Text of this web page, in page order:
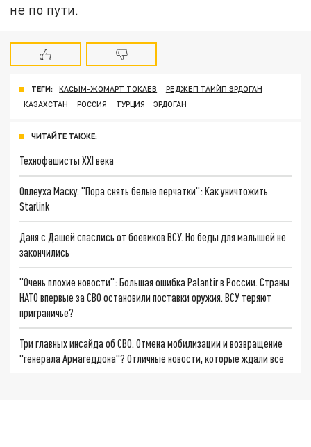
не по пути.
ТЕГИ: КАСЫМ-ЖОМАРТ ТОКАЕВ
РЕДЖЕП ТАИЙП ЭРДОГАН
КАЗАХСТАН
РОССИЯ ТУРЦИЯ ЭРДОГАН
ЧИТАЙТЕ ТАКЖЕ:
Технофашисты XXI века
Оплеуха Маску. "Пора снять белые перчатки": Как уничтожить
Starlink
Даня с Дашей спаслись от боевиков ВСУ. Но беды для малышей не
закончились
"Очень плохие новости": Большая ошибка Palantir в России. Страны
НАТО впервые за СВО остановили поставки оружия. ВСУ теряют
приграничье?
Три главных инсайда об СВО. Отмена мобилизации и возвращение
"генерала Армагеддона"? Отличные новости, которые ждали все